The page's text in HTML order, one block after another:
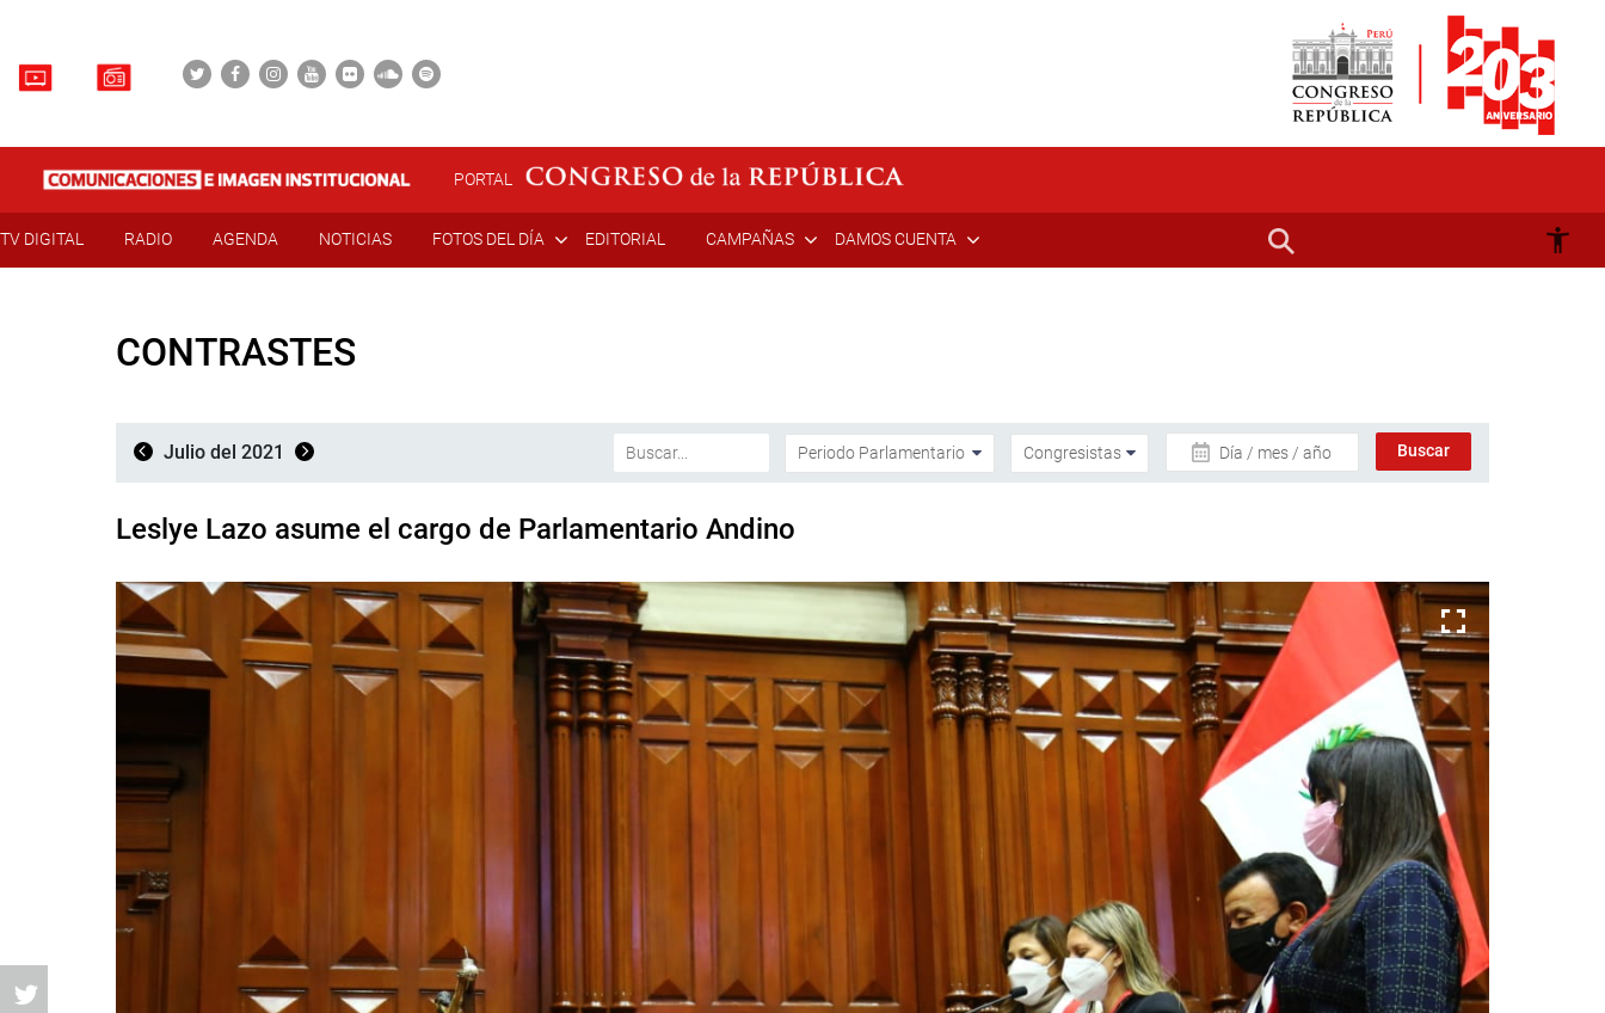
PORTAL
TV DIGITAL RADIO AGENDA NOTICIAS FOTOS DEL DÍA EDITORIAL CAMPAÑAS DAMOS CUENTA
CONTRASTES
Julio del 2021 Día / mes / año
Leslye Lazo asume el cargo de Parlamentario Andino